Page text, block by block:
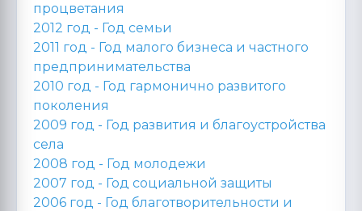
процветания
2012 год - Год семьи
2011 год - Год малого бизнеса и частного
предпринимательства
2010 год - Год гармонично развитого
поколения
2009 год - Год развития и благоустройства
села
2008 год - Год молодежи
2007 год - Год социальной защиты
2006 год - Год благотворительности и